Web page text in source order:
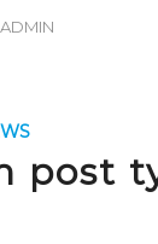
post